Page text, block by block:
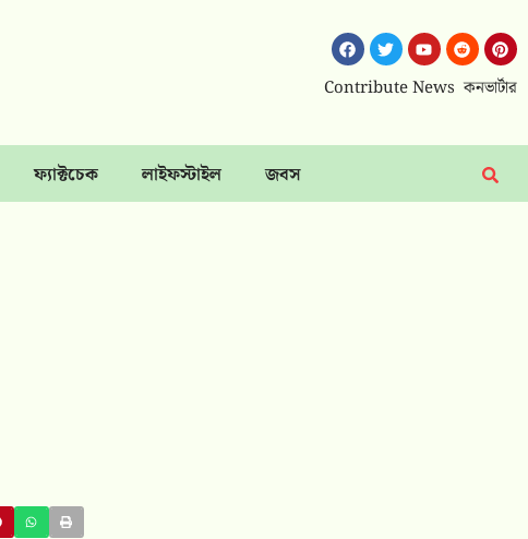
Contribute News কনভার্টার
ফ্যাক্টচেক লাইফস্টাইল জবস